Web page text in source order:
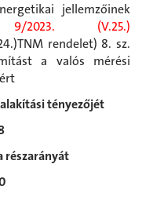
jellemzőinek
9/2023. (V.25.)
rendelet) 8. sz.
a valós mérési
tényezőjét
részarányát